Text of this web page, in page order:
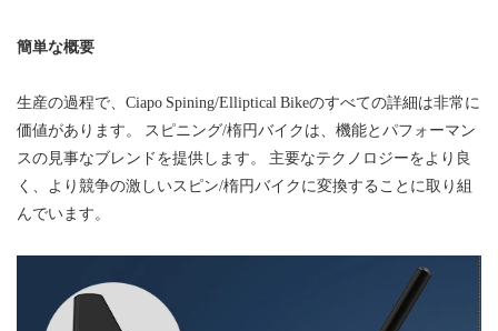
簡単な概要
生産の過程で、Ciapo Spining/Elliptical Bikeのすべての詳細は非常に
価値があります。 スピニング/楕円バイクは、機能とパフォーマン
スの見事なブレンドを提供します。 主要なテクノロジーをより良
く、より競争の激しいスピン/楕円バイクに変換することに取り組
んでいます。